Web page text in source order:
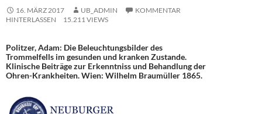
16. MÄRZ 2017 UB_ADMIN
KOMMENTAR
HINTERLASSEN
15.211 VIEWS
Politzer, Adam: Die Beleuchtungsbilder des
Trommelfells im gesunden und kranken Zustande.
Klinische Beiträge zur Erkenntniss und Behandlung der
Ohren-Krankheiten. Wien: Wilhelm Braumüller 1865.